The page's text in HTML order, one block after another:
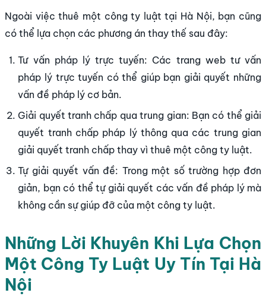
Ngoài việc thuê một công ty luật tại Hà Nội, bạn cũng
có thể lựa chọn các phương án thay thế sau đây:
Tư vấn pháp lý trực tuyến: Các trang web tư vấn
pháp lý trực tuyến có thể giúp bạn giải quyết những
vấn đề pháp lý cơ bản.
Giải quyết tranh chấp qua trung gian: Bạn có thể giải
quyết tranh chấp pháp lý thông qua các trung gian
giải quyết tranh chấp thay vì thuê một công ty luật.
Tự giải quyết vấn đề: Trong một số trường hợp đơn
giản, bạn có thể tự giải quyết các vấn đề pháp lý mà
không cần sự giúp đỡ của một công ty luật.
Những Lời Khuyên Khi Lựa Chọn
Một Công Ty Luật Uy Tín Tại Hà
Nội